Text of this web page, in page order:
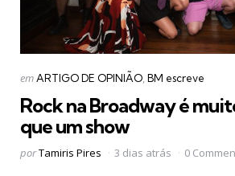
Categorias
Postado
emARTIGO DE OPINIÃO BM escreve
Rock na Broadway é
que um show
Postado
porTamiris Pires 3 dias atrás 0